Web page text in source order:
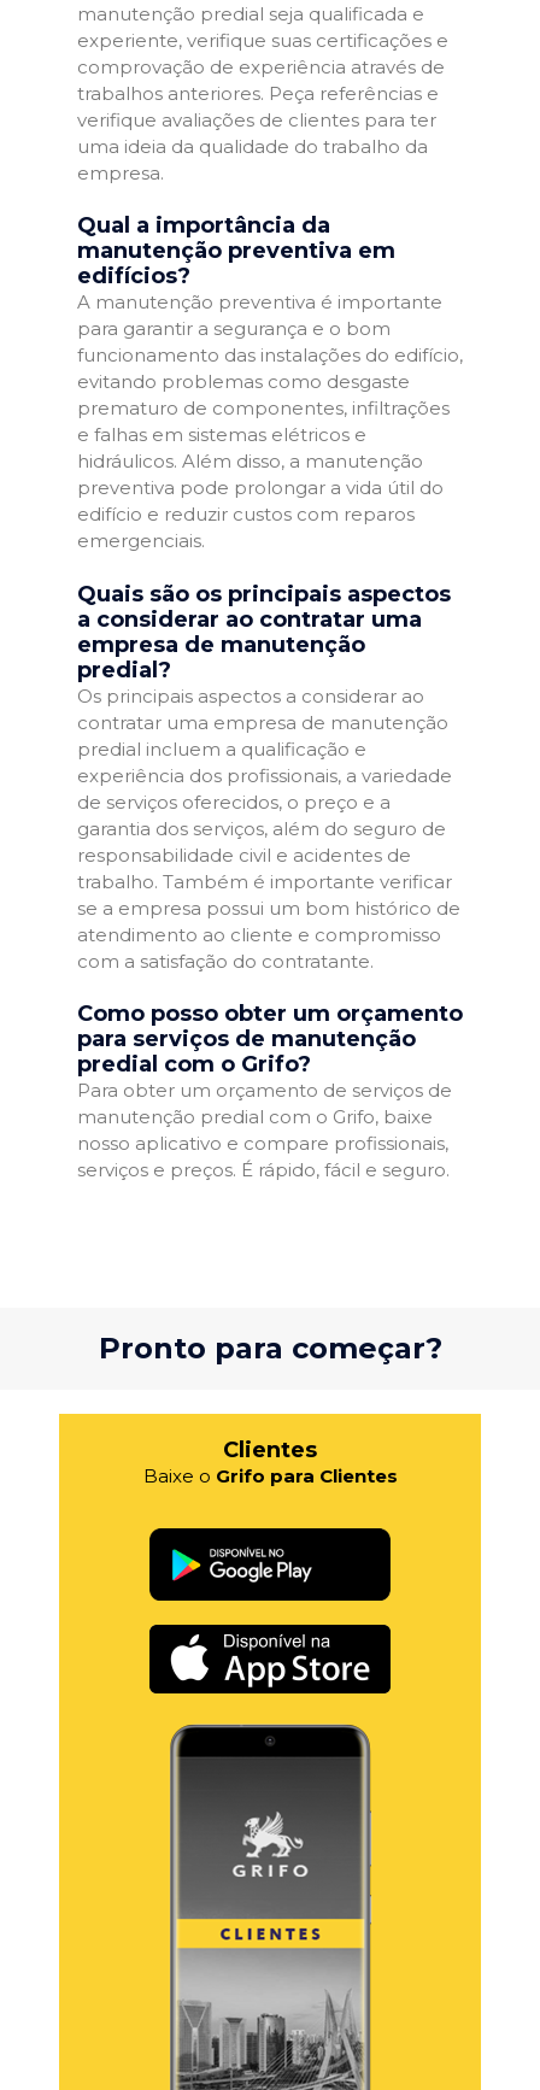
manutenção predial seja qualificada e
experiente, verifique suas certificações e
comprovação de experiência através de
trabalhos anteriores. Peça referências e
verifique avaliações de clientes para ter
uma ideia da qualidade do trabalho da
empresa.
Qual a importância da
manutenção preventiva em
edifícios?
A manutenção preventiva é importante
para garantir a segurança e o bom
funcionamento das instalações do edifício,
evitando problemas como desgaste
prematuro de componentes, infiltrações
e falhas em sistemas elétricos e
hidráulicos. Além disso, a manutenção
preventiva pode prolongar a vida útil do
edifício e reduzir custos com reparos
emergenciais.
Quais são os principais aspectos
a considerar ao contratar uma
empresa de manutenção
predial?
Os principais aspectos a considerar ao
contratar uma empresa de manutenção
predial incluem a qualificação e
experiência dos profissionais, a variedade
de serviços oferecidos, o preço e a
garantia dos serviços, além do seguro de
responsabilidade civil e acidentes de
trabalho. Também é importante verificar
se a empresa possui um bom histórico de
atendimento ao cliente e compromisso
com a satisfação do contratante.
Como posso obter um orçamento
para serviços de manutenção
predial com o Grifo?
Para obter um orçamento de serviços de
manutenção predial com o Grifo, baixe
nosso aplicativo e compare profissionais,
serviços e preços. É rápido, fácil e seguro.
Pronto para começar?
Clientes
Baixe o Grifo para Clientes